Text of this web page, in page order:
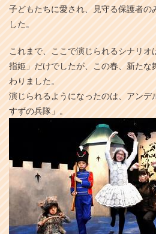
子どもたちに愛され、見守る保護者の
した。
これまで、ここで演じられるシナリ
指姫」だけでしたが、この春、新たな
わりました。
演じられるようになったのは、アンデ
すずの兵隊」。